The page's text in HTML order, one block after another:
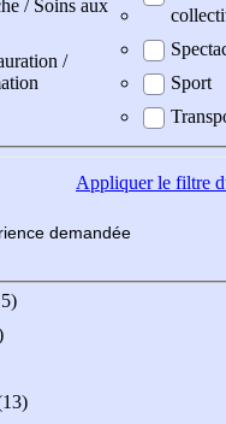
/ Soins aux
/
Sport
Appliquerle filtre
demandée